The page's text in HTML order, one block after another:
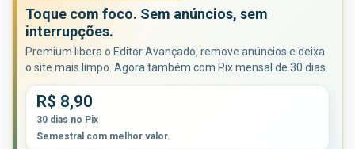
Toque com foco. Sem anúncios, sem
interrupções.
Premium libera o Editor Avançado, remove anúncios e deixa
o site mais limpo. Agora também com Pix mensal de 30 dias.
R$ 8,90
30 dias no Pix
Semestral com melhor valor.